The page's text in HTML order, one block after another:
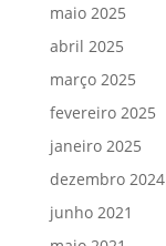
maio 2025
abril 2025
março 2025
fevereiro 2025
janeiro 2025
dezembro 2024
junho 2021